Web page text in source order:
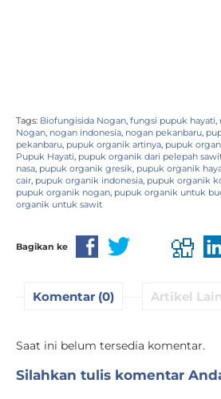
Tags: Biofungisida Nogan fungsi pupuk hayati
Nogan nogan indonesia nogan pekanbaru
pekanbaru pupuk organik artinya pupuk
Pupuk Hayati pupuk organik dari pelepah
nasa pupuk organik gresik pupuk organik
cair pupuk organik indonesia pupuk organik
pupuk organik nogan pupuk organik untuk
organik untuk sawit
Bagikan ke
Komentar (0) Artikel
Saat ini belum tersedia komentar.
Silahkan tulis komentar